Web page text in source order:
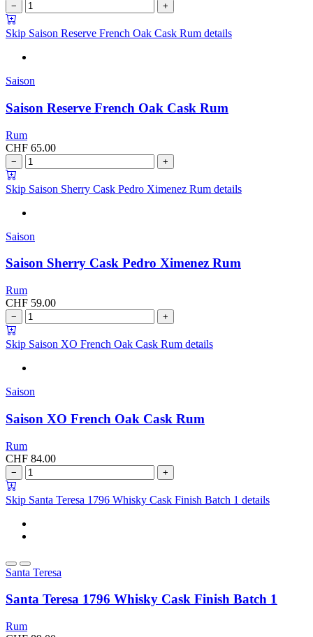
− +
Skip Saison Reserve French Oak Cask Rum details
Saison
Saison Reserve French Oak Cask Rum
Rum
CHF 65.00
− +
Skip Saison Sherry Cask Pedro Ximenez Rum details
Saison
Saison Sherry Cask Pedro Ximenez Rum
Rum
CHF 59.00
− +
Skip Saison XO French Oak Cask Rum details
Saison
Saison XO French Oak Cask Rum
Rum
CHF 84.00
− +
Skip Santa Teresa 1796 Whisky Cask Finish Batch 1 details
Santa Teresa
Santa Teresa 1796 Whisky Cask Finish Batch 1
Rum